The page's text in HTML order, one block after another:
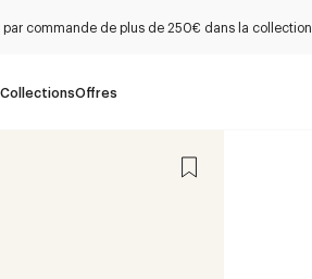
commande de plus de 250€ dans la collection
CollectionsOffres